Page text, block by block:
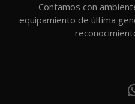
Contamos con
equipamiento de última